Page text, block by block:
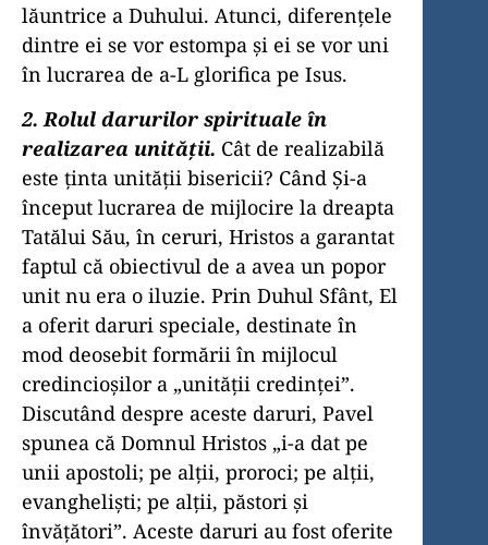
lăuntrice a Duhului. Atunci, diferenţele
dintre ei se vor estompa şi ei se vor uni
în lucrarea de a-L glorifica pe Isus.
2. Rolul darurilor spirituale în
realizarea unităţii. Cât de realizabilă
este ţinta unităţii bisericii? Când Şi-a
început lucrarea de mijlocire la dreapta
Tatălui Său, în ceruri, Hristos a garantat
faptul că obiectivul de a avea un popor
unit nu era o iluzie. Prin Duhul Sfânt, El
a oferit daruri speciale, destinate în
mod deosebit formării în mijlocul
credincioşilor a „unităţii credinţei”.
Discutând despre aceste daruri, Pavel
spunea că Domnul Hristos „i-a dat pe
unii apostoli; pe alţii, proroci; pe alţii,
evanghelişti; pe alţii, păstori şi
învăţători”. Aceste daruri au fost oferite